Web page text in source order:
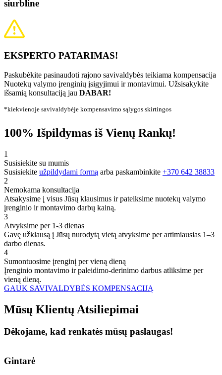
siurbline
EKSPERTO PATARIMAS!
Paskubėkite pasinaudoti rajono savivaldybės teikiama kompensacija
Nuotekų valymo įrenginių įsigyjimui ir montavimui. Užsisakykite
išsamią konsultaciją jau DABAR!
*kiekvienoje savivaldybėje kompensavimo sąlygos skirtingos
100% Išpildymas iš Vienų Rankų!
1
Susisiekite su mumis
Susisiekite užpildydami formą arba paskambinkite +370 642 38833
2
Nemokama konsultacija
Atsakysime į visus Jūsų klausimus ir pateiksime nuotekų valymo
įrenginio ir montavimo darbų kainą.
3
Atvyksime per 1-3 dienas
Gavę užklausą į Jūsų nurodytą vietą atvyksime per artimiausias 1–3
darbo dienas.
4
Sumontuosime įrenginį per vieną dieną
Įrenginio montavimo ir paleidimo-derinimo darbus atliksime per
vieną dieną.
GAUK SAVIVALDYBĖS KOMPENSACIJĄ
Mūsų Klientų Atsiliepimai
Dėkojame, kad renkatės mūsų paslaugas!
Gintarė